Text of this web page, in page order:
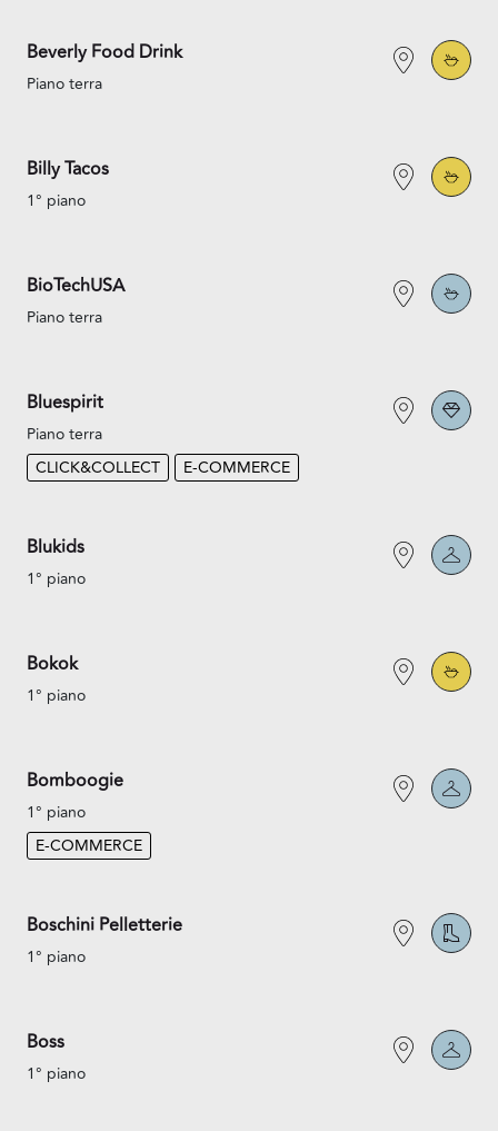
Beverly Food Drink
Piano terra
Billy Tacos
1° piano
BioTechUSA
Piano terra
Bluespirit
Piano terra
CLICK&COLLECT
E-COMMERCE
Blukids
1° piano
Bokok
1° piano
Bomboogie
1° piano
E-COMMERCE
Boschini Pelletterie
1° piano
Boss
1° piano